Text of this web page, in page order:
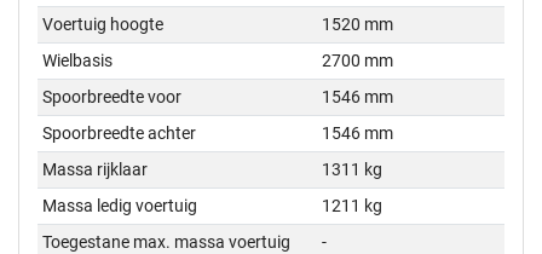
Voertuig hoogte
1520 mm
Wielbasis
2700 mm
Spoorbreedte voor
1546 mm
Spoorbreedte achter
1546 mm
Massa rijklaar
1311 kg
Massa ledig voertuig
1211 kg
Toegestane max. massa voertuig
-